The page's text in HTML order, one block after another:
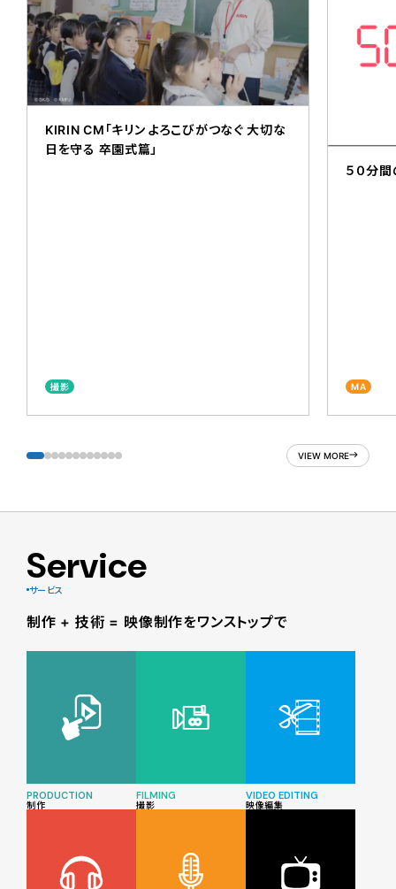
KIRIN CM「キリン よろこびがつなぐ 大切な
日を守る 卒園式篇」
撮影
５０分
MA
VIEW MORE
Service
サービス
制作 + 技術 = 映像制作をワンストップで
PRODUCTION
制作
FILMING
撮影
VIDEO EDITING
映像編集